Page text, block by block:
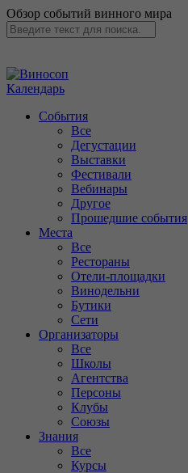
Обзор событий винного мира
Календарь
События
Все
Дегустации
Выставки
Фестивали
Вебинары
Другое
Прошедшие события
Места
Все
Рестораны
Отели-площадки
Винодельни
Бутики
Сети
Организаторы
Все
Школы
Агентства
Персоны
Клубы
Союзы
Знания
Все
Курсы